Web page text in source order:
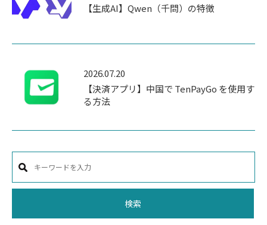
【生成AI】Qwen（千問）の特徴
2026.07.20
【決済アプリ】中国で TenPayGo を使用す
る方法
検索